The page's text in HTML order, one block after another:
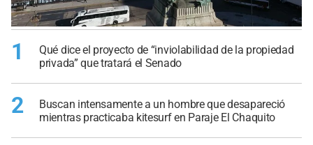
1
Qué dice el proyecto de “inviolabilidad de la propiedad
privada” que tratará el Senado
2
Buscan intensamente a un hombre que desapareció
mientras practicaba kitesurf en Paraje El Chaquito